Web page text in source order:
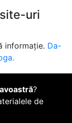
uri
informație. Da-
?
de